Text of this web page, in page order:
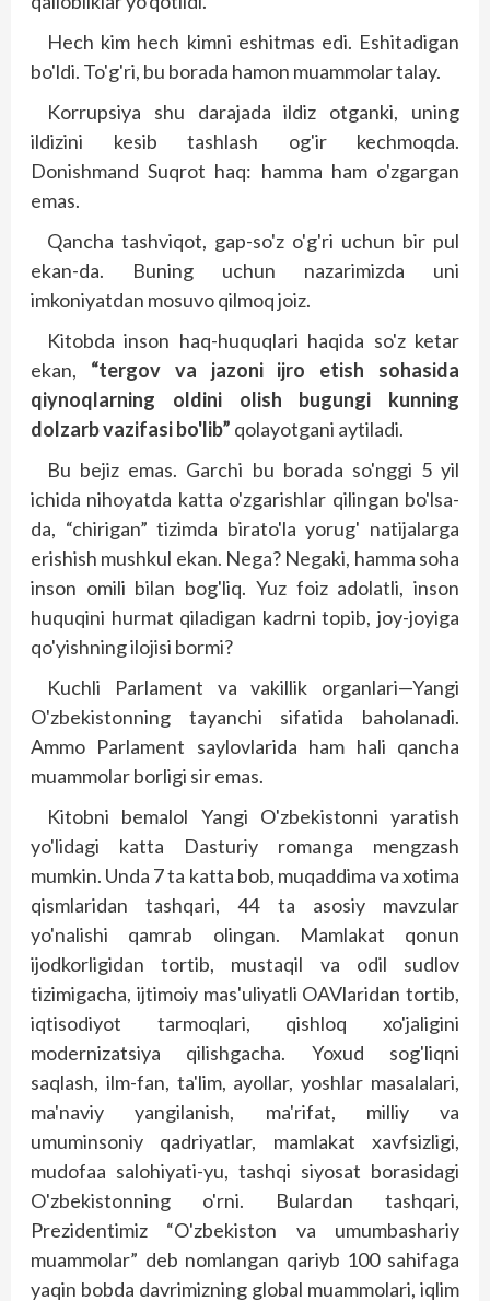
Hech kim hech kimni eshitmas edi. Eshitadigan
bo'ldi. To'g'ri, bu borada hamon muammolar talay.
Korrupsiya shu darajada ildiz otganki, uning
ildizini kesib tashlash og'ir kechmoqda.
Donishmand Suqrot haq: hamma ham o'zgargan
emas.
Qancha tashviqot, gap-so'z o'g'ri uchun bir pul
ekan-da. Buning uchun nazarimizda uni
imkoniyatdan mosuvo qilmoq joiz.
Kitobda inson haq-huquqlari haqida so'z ketar
ekan, “tergov va jazoni ijro etish sohasida
qiynoqlarning oldini olish bugungi kunning
dolzarb vazifasi bo'lib” qolayotgani aytiladi.
Bu bejiz emas. Garchi bu borada so'nggi 5 yil
ichida nihoyatda katta o'zgarishlar qilingan bo'lsa-
da, “chirigan” tizimda birato'la yorug' natijalarga
erishish mushkul ekan. Nega? Negaki, hamma soha
inson omili bilan bog'liq. Yuz foiz adolatli, inson
huquqini hurmat qiladigan kadrni topib, joy-joyiga
qo'yishning ilojisi bormi?
Kuchli Parlament va vakillik organlari—Yangi
O'zbekistonning tayanchi sifatida baholanadi.
Ammo Parlament saylovlarida ham hali qancha
muammolar borligi sir emas.
Kitobni bemalol Yangi O'zbekistonni yaratish
yo'lidagi katta Dasturiy romanga mengzash
mumkin. Unda 7 ta katta bob, muqaddima va xotima
qismlaridan tashqari, 44 ta asosiy mavzular
yo'nalishi qamrab olingan. Mamlakat qonun
ijodkorligidan tortib, mustaqil va odil sudlov
tizimigacha, ijtimoiy mas'uliyatli OAVlaridan tortib,
iqtisodiyot tarmoqlari, qishloq xo'jaligini
modernizatsiya qilishgacha. Yoxud sog'liqni
saqlash, ilm-fan, ta'lim, ayollar, yoshlar masalalari,
ma'naviy yangilanish, ma'rifat, milliy va
umuminsoniy qadriyatlar, mamlakat xavfsizligi,
mudofaa salohiyati-yu, tashqi siyosat borasidagi
O'zbekistonning o'rni. Bulardan tashqari,
Prezidentimiz “O'zbekiston va umumbashariy
muammolar” deb nomlangan qariyb 100 sahifaga
yaqin bobda davrimizning global muammolari, iqlim